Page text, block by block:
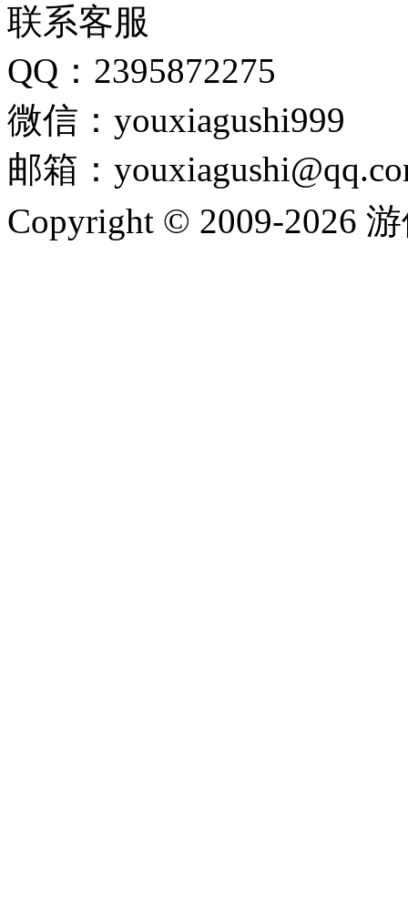
联系客服
QQ：2395872275
微信：youxiagushi999
邮箱：
Copyright © 2009-2026